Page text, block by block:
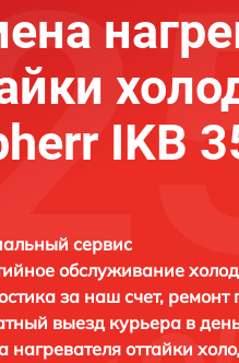
IKB
сервис
обслуживание
за наш счет, ремонт
выезд курьера в
нагревателя оттайки